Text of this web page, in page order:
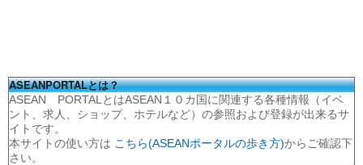
ASEANPORTALとは？
ASEAN PORTALとはASEAN１０カ国に関連する各種情報（イベ
ント、求人、ショップ、ホテルなど）の参照および登録が出来るサ
イトです。
本サイトの使い方は こちら(ASEANポータルの歩き方)からご確認下
さい。